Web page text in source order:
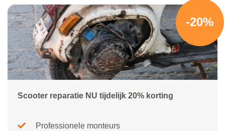
-20%
Scooter reparatie NU tijdelijk 20% korting
Professionele monteurs